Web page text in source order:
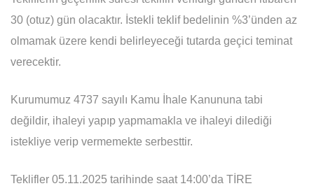
30 (otuz) gün olacaktır. İstekli teklif bedelinin %3’ünden az
olmamak üzere kendi belirleyeceği tutarda geçici teminat
verecektir.
Kurumumuz 4737 sayılı Kamu İhale Kanununa tabi
değildir, ihaleyi yapıp yapmamakla ve ihaleyi dilediği
istekliye verip vermemekte serbesttir.
Teklifler 05.11.2025 tarihinde saat 14:00’da TİRE